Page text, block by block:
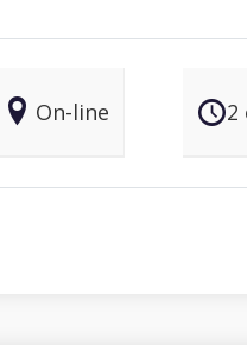
On-line 2